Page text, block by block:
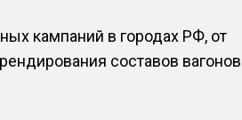
кампаний в городах РФ, от
составов